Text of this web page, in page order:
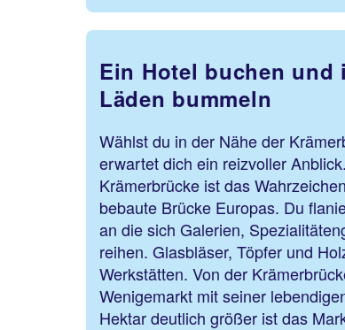
Ein Hotel buchen
Läden bummeln
Wählst du in der Nähe der
erwartet dich ein reizvoller
Krämerbrücke ist das
bebaute Brücke Europas. Du
an die sich Galerien,
reihen. Glasbläser, Töpfer und
Werkstätten. Von der
Wenigemarkt mit seiner
Hektar deutlich größer ist das